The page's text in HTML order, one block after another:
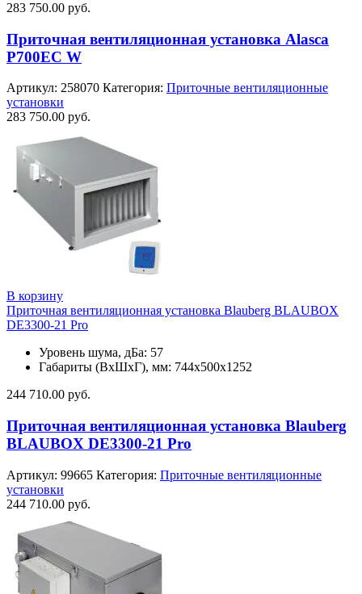
283 750.00 руб.
Приточная вентиляционная установка Alasca
P700EC W
Артикул: 258070 Категория: Приточные вентиляционные
установки
283 750.00 руб.
В корзину
Приточная вентиляционная установка Blauberg BLAUBOX
DE3300-21 Pro
Уровень шума, дБа: 57
Габариты (ВхШхГ), мм: 744х500х1252
244 710.00 руб.
Приточная вентиляционная установка Blauberg
BLAUBOX DE3300-21 Pro
Артикул: 99665 Категория: Приточные вентиляционные
установки
244 710.00 руб.